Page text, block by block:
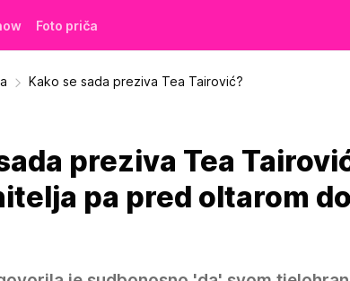
Foto priča
Kako se sada preziva Tea Tairović?
preziva Tea
pa pred oltarom